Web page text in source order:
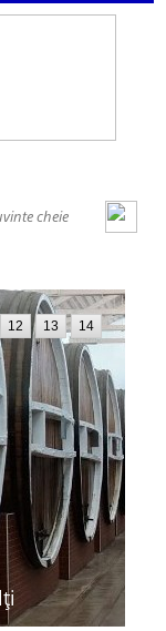
12 13 14